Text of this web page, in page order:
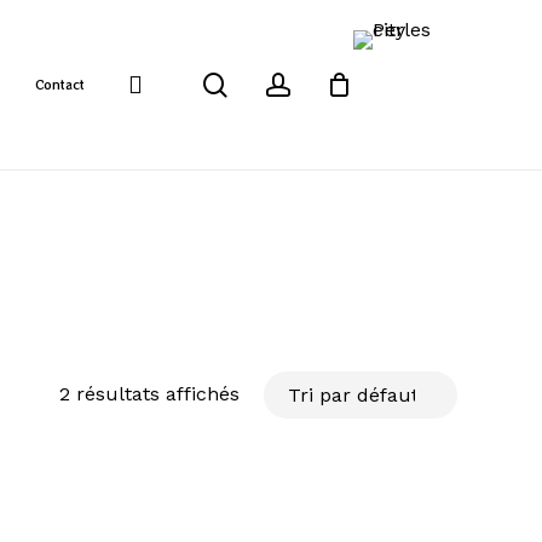
Contact searchaccount
2 résultats affichés